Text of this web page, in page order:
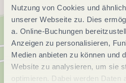
Nutzung von Cookies und
unserer Webseite zu. Dies
a. Online-Buchungen
Anzeigen zu personalisieren,
Medien anbieten zu können und
Website zu analysieren, um sie
optimieren. Dabei werden Daten